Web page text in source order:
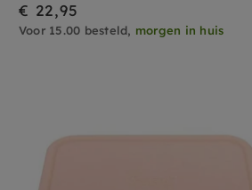
€ 22,95
Voor 15.00 besteld, morgen in huis